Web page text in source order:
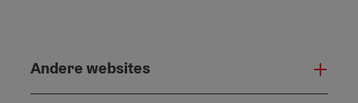
Andere websites